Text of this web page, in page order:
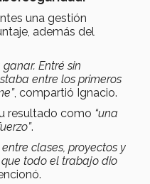
una gestión
además del
Entré sin
entre los primeros
, compartió Ignacio.
resultado como “una
.
clases, proyectos y
todo el trabajo dio